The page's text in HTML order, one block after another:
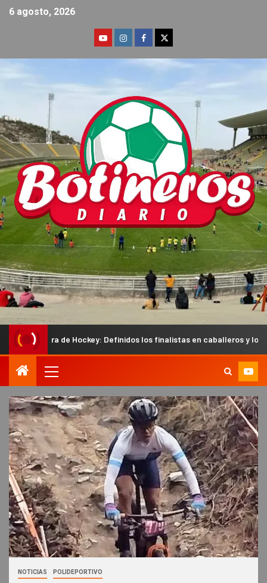
6 agosto, 2026
Definidos los finalistas en caballeros y los semifinalistas en
NOTICIAS POLIDEPORTIVO